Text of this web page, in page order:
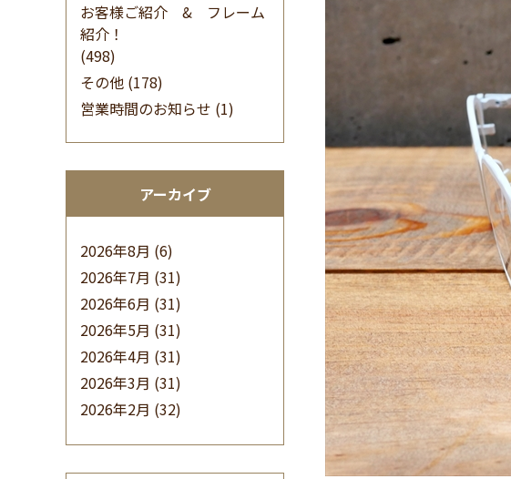
お客様ご紹介 & フレーム
紹介！
(498)
その他 (178)
営業時間のお知らせ (1)
アーカイブ
2026年8月 (6)
2026年7月 (31)
2026年6月 (31)
2026年5月 (31)
2026年4月 (31)
2026年3月 (31)
2026年2月 (32)